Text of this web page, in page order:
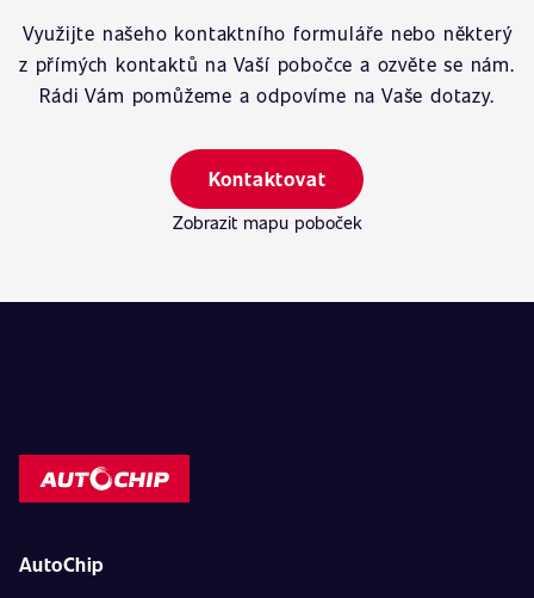
Využijte našeho kontaktního formuláře nebo některý
z přímých kontaktů na Vaší pobočce a ozvěte se nám.
Rádi Vám pomůžeme a odpovíme na Vaše dotazy.
Kontaktovat
Zobrazit mapu poboček
AutoChip